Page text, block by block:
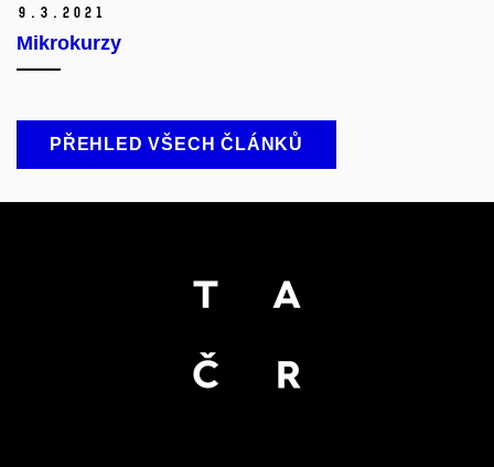
9. 3. 2021
Mikrokurzy
PŘEHLED VŠECH ČLÁNKŮ